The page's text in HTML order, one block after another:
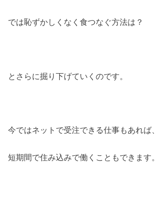
では恥ずかしくなく食つなぐ方法は？
とさらに掘り下げていくのです。
今ではネットで受注できる仕事もあれば、
短期間で住み込みで働くこともできます。